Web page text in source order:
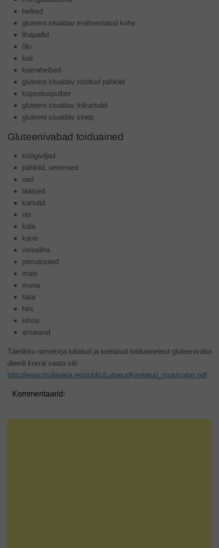
helbed
gluteeni sisaldav maitsestatud kohv
lihapallid
õlu
kali
kaerahelbed
gluteeni sisaldav röstitud pähklid
küpsetuspulber
gluteeni sisaldav friikartulid
gluteeni sisaldav sinep
Gluteenivabad toiduained
köögiviljad
pähklid, seemned
oad
läätsed
kartulid
riis
kala
kana
veiseliha
piimatooted
mais
muna
tatar
hirs
kinoa
amarand
Täielikku nimekirja lubatud ja keelatud toiduainetest gluteenivaba
dieedi korral vaata siit:
http://www.tsoliaakia.ee/public/LubatudKeelatud_mustvalge.pdf
Kommentaarid: